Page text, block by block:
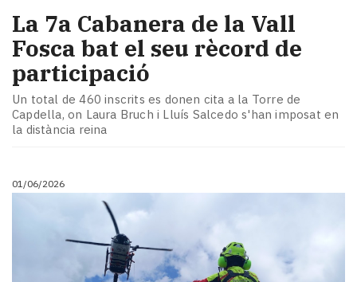
La 7a Cabanera de la Vall
Fosca bat el seu rècord de
participació
Un total de 460 inscrits es donen cita a la Torre de
Capdella, on Laura Bruch i Lluís Salcedo s'han imposat en
la distància reina
01/06/2026